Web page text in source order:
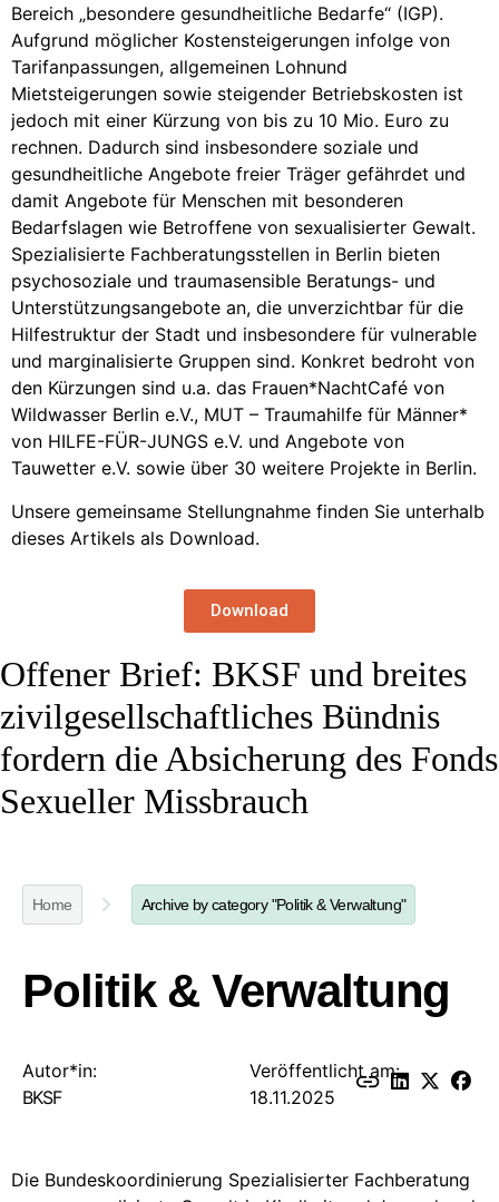
Bereich „besondere gesundheitliche Bedarfe“ (IGP).
Aufgrund möglicher Kostensteigerungen infolge von
Tarifanpassungen, allgemeinen Lohnund
Mietsteigerungen sowie steigender Betriebskosten ist
jedoch mit einer Kürzung von bis zu 10 Mio. Euro zu
rechnen. Dadurch sind insbesondere soziale und
gesundheitliche Angebote freier Träger gefährdet und
damit Angebote für Menschen mit besonderen
Bedarfslagen wie Betroffene von sexualisierter Gewalt.
Spezialisierte Fachberatungsstellen in Berlin bieten
psychosoziale und traumasensible Beratungs- und
Unterstützungsangebote an, die unverzichtbar für die
Hilfestruktur der Stadt und insbesondere für vulnerable
und marginalisierte Gruppen sind. Konkret bedroht von
den Kürzungen sind u.a. das Frauen*NachtCafé von
Wildwasser Berlin e.V., MUT – Traumahilfe für Männer*
von HILFE-FÜR-JUNGS e.V. und Angebote von
Tauwetter e.V. sowie über 30 weitere Projekte in Berlin.
Unsere gemeinsame Stellungnahme finden Sie unterhalb
dieses Artikels als Download.
Download
Offener Brief: BKSF und breites
zivilgesellschaftliches Bündnis
fordern die Absicherung des Fonds
Sexueller Missbrauch
Home Archive by category "Politik & Verwaltung"
Politik & Verwaltung
Autor*in:
BKSF
Veröffentlicht am:
18.11.2025
Die Bundeskoordinierung Spezialisierter Fachberatung